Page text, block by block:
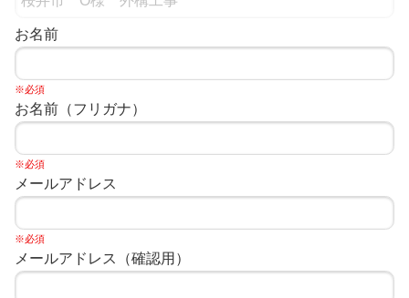
お名前
※必須
お名前（フリガナ）
※必須
メールアドレス
※必須
メールアドレス（確認用）